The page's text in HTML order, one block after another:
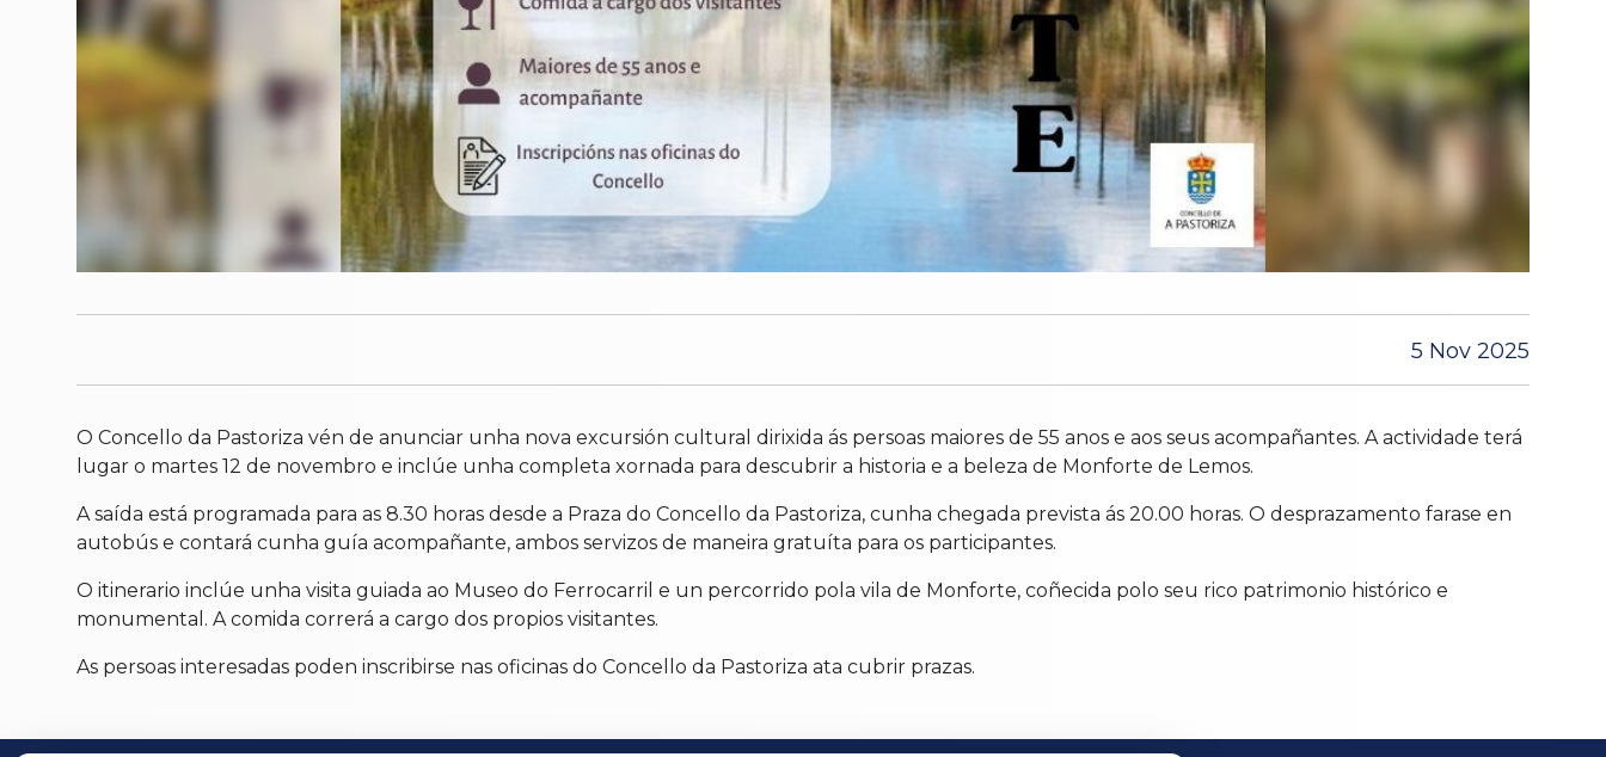
5 Nov 2025
O Concello da Pastoriza vén de anunciar unha nova excursión cultural dirixida ás persoas maiores de 55 anos e aos seus acompañantes. A actividade terá
lugar o martes 12 de novembro e inclúe unha completa xornada para descubrir a historia e a beleza de Monforte de Lemos.
A saída está programada para as 8.30 horas desde a Praza do Concello da Pastoriza, cunha chegada prevista ás 20.00 horas. O desprazamento farase en
autobús e contará cunha guía acompañante, ambos servizos de maneira gratuíta para os participantes.
O itinerario inclúe unha visita guiada ao Museo do Ferrocarril e un percorrido pola vila de Monforte, coñecida polo seu rico patrimonio histórico e
monumental. A comida correrá a cargo dos propios visitantes.
As persoas interesadas poden inscribirse nas oficinas do Concello da Pastoriza ata cubrir prazas.